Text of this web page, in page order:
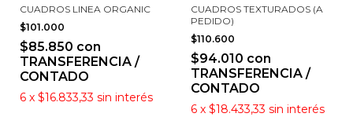
CUADROS LINEA ORGANIC
$101.000
$85.850 con
TRANSFERENCIA /
CONTADO
6 x $16.833,33 sin interés
CUADROS TEXTURADOS (A
PEDIDO)
$110.600
$94.010 con
TRANSFERENCIA /
CONTADO
6 x $18.433,33 sin interés